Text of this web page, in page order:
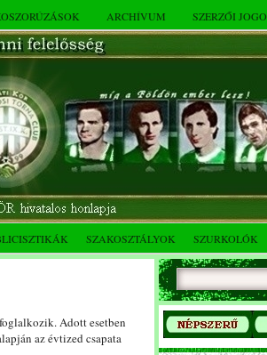
ARCHÍVUM SZERZŐI
SZAKOSZTÁLYOK SZURKOLÓK
Adott esetben
az évtized csapata